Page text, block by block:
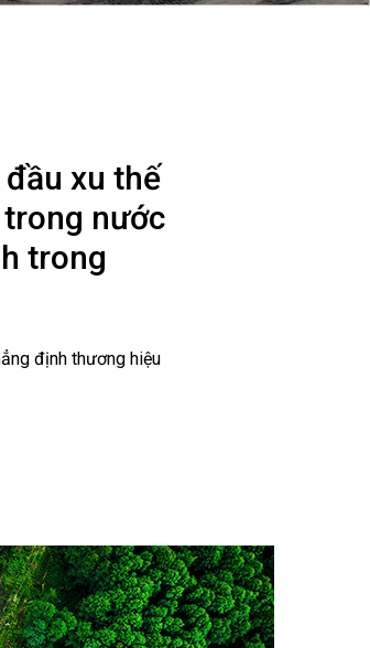
Nam (2/9/1945 - 2/9/2020)
xu thế
nước
trong
định thương hiệu